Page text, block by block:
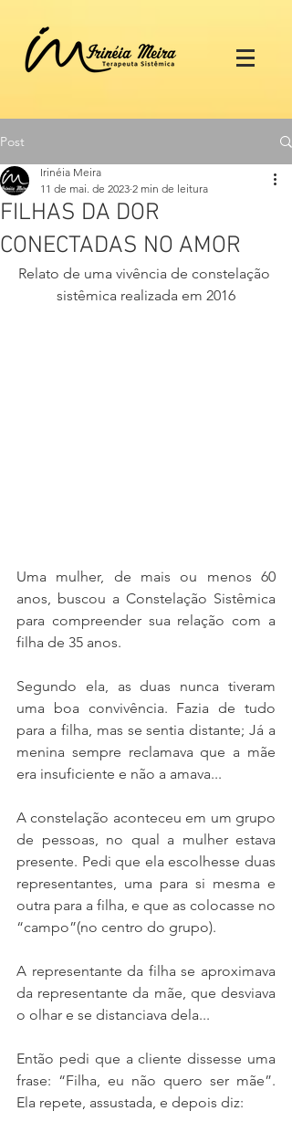
Post
FILHAS DA DOR
CONECTADAS NO AMOR
Irinéia Meira
11 de mai. de 2023 2 min de leitura
Relato de uma vivência de constelação
sistêmica realizada em 2016
Uma mulher, de mais ou menos 60
anos, buscou a Constelação Sistêmica
para compreender sua relação com a
filha de 35 anos.
Segundo ela, as duas nunca tiveram
uma boa convivência. Fazia de tudo
para a filha, mas se sentia distante; Já a
menina sempre reclamava que a mãe
era insuficiente e não a amava...
A constelação aconteceu em um grupo
de pessoas, no qual a mulher estava
presente. Pedi que ela escolhesse duas
representantes, uma para si mesma e
outra para a filha, e que as colocasse no
“campo”(no centro do grupo).
A representante da filha se aproximava
da representante da mãe, que desviava
o olhar e se distanciava dela...
Então pedi que a cliente dissesse uma
frase: “Filha, eu não quero ser mãe”.
Ela repete, assustada, e depois diz: